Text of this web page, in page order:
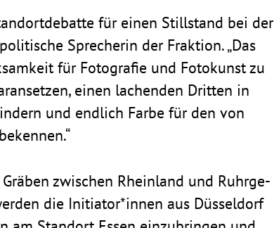
für einen Still­stand bei der
Spre­cherin der Frak­tion. „Das
für Foto­grafie und Foto­kunst zu
einen lachenden Dritten in
und endlich Farbe für den von
zwischen Rhein­land und Ruhr­ge­
die Initiator*innen aus Düssel­dorf